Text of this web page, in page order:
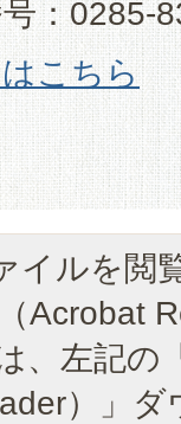
：0285-
こちら
イルを閲
Acrobat
、左記の
）」